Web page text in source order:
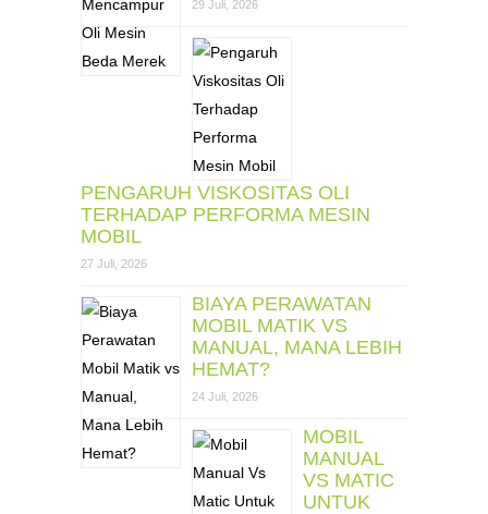
29 Juli, 2026
PENGARUH VISKOSITAS OLI
TERHADAP PERFORMA MESIN
MOBIL
27 Juli, 2026
BIAYA PERAWATAN
MOBIL MATIK VS
MANUAL, MANA LEBIH
HEMAT?
24 Juli, 2026
MOBIL
MANUAL
VS MATIC
UNTUK